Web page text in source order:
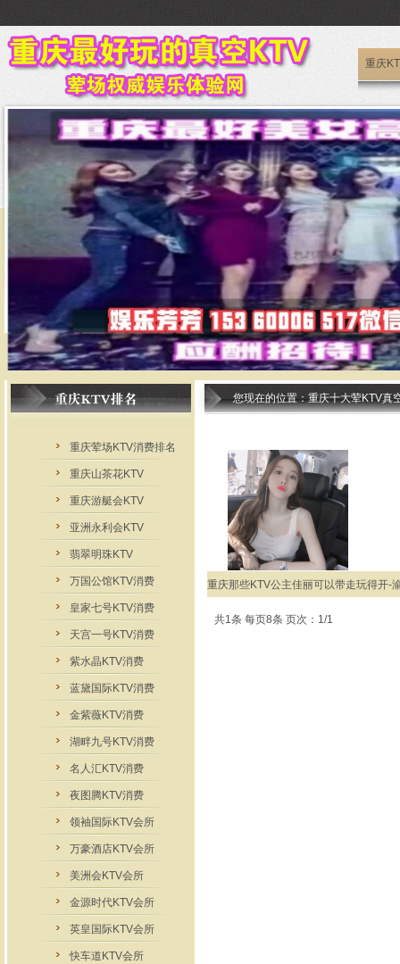
重庆
重庆好
重庆荤场KTV消费排名
重庆山茶花KTV
重庆游艇会KTV
亚洲永利会KTV
翡翠明珠KTV
万国公馆KTV消费
皇家七号KTV消费
天宫一号KTV消费
紫水晶KTV消费
蓝黛国际KTV消费
金紫薇KTV消费
湖畔九号KTV消费
名人汇KTV消费
夜图腾KTV消费
领袖国际KTV会所
万豪酒店KTV会所
美洲会KTV会所
金源时代KTV会所
英皇国际KTV会所
快车道KTV会所
重庆那些KTV公主佳丽可以带走玩得开-
共1条 每页8条 页次：1/1
您现在的位置：重庆十大荤KTV真